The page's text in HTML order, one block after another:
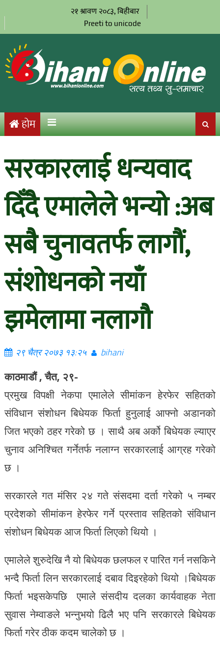
२१ श्रावण २०८३, बिहीबार
Preeti to unicode
होम
सरकारलाई धन्यवाद
दिँदै एमालेले भन्यो :अब
सबै चुनावतर्फ लागौं,
संशोधनको नयाँ
झमेलामा नलागौ
२९ चैत्र २०७३ १३:२५ bihani
काठमाडौं , चैत, २९-
प्रमुख विपक्षी नेकपा एमालेले सीमांकन हेरफेर सहितको
संविधान संशोधन बिधेयक फिर्ता हुनुलाई आफ्नो अडानको
जित भएको ठहर गरेको छ । साथै अब अर्को बिधेयक ल्याएर
चुनाव अनिश्चित गर्नेतर्फ नलाग्न सरकारलाई आग्रह गरेको
छ ।
सरकारले गत मंसिर २४ गते संसदमा दर्ता गरेको ५ नम्बर
प्रदेशको सीमांकन हेरफेर गर्ने प्रस्ताव सहितको संविधान
संशोधन बिधेयक आज फिर्ता लिएको थियो ।
एमालेले शुरुदेखि नै यो बिधेयक छलफल र पारित गर्न नसकिने
भन्दै फिर्ता लिन सरकारलाई दबाव दिइरहेको थियो ।बिधेयक
फिर्ता भइसकेपछि एमाले संसदीय दलका कार्यवाहक नेता
सुवास नेम्वाङले भन्नुभयो ढिलै भए पनि सरकारले बिधेयक
फिर्ता गरेर ठीक कदम चालेको छ ।